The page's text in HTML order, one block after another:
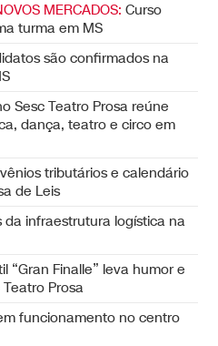
MERCADOS: Curso
turma em MS
são confirmados na
Sesc Teatro Prosa reúne
dança, teatro e circo em
tributários e calendário
de Leis
da infraestrutura logística na
“Gran Finalle” leva humor e
Prosa
funcionamento no centro